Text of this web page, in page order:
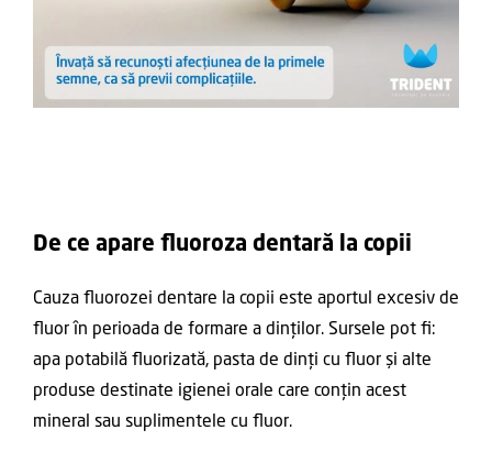
De ce apare fluoroza dentară la copii
Cauza fluorozei dentare la copii este aportul excesiv de
fluor în perioada de formare a dinților. Sursele pot fi:
apa potabilă fluorizată, pasta de dinți cu fluor și alte
produse destinate igienei orale care conțin acest
mineral sau suplimentele cu fluor.